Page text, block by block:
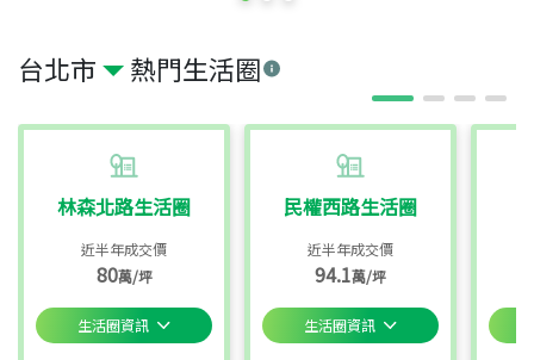
台北市 熱門生活圈
林森北路生活圈
近半年成交價
80萬/坪
生活圈資訊
民權西路生活圈
近半年成交價
94.1萬/坪
生活圈資訊